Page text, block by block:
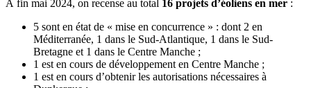
À fin mai 2024, on recense au total 16 projets d’éoliens en mer :
5 sont en état de « mise en concurrence » : dont 2 en
Méditerranée, 1 dans le Sud-Atlantique, 1 dans le Sud-
Bretagne et 1 dans le Centre Manche ;
1 est en cours de développement en Centre Manche ;
1 est en cours d’obtenir les autorisations nécessaires à